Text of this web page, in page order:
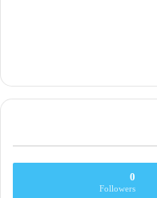
0
Followers